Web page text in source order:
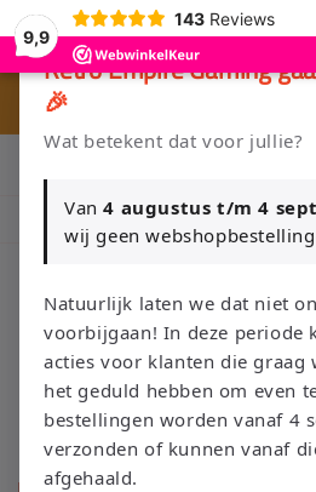
9,9
143 Reviews
Meteen
naar de
content
Klik Hier en Verkoop je Game of TCG
Nieuw: zoek je Magic-deck
Retro Empire Gaming
🎉
Wat betekent dat voor jullie?
Van4 augustus t/m 4
wij geen
Natuurlijk laten we dat niet
voorbijgaan! In deze periode
acties voor klanten die graag
het geduld hebben om even
bestellingen worden vanaf 4
verzonden of kunnen vanaf
afgehaald.